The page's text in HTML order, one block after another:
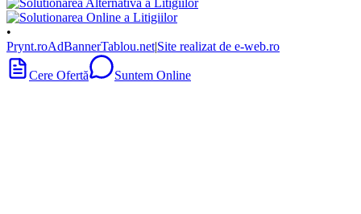
•
Prynt.roAdBannerTablou.net|Site realizat de e-web.ro
Cere Ofertă Suntem Online